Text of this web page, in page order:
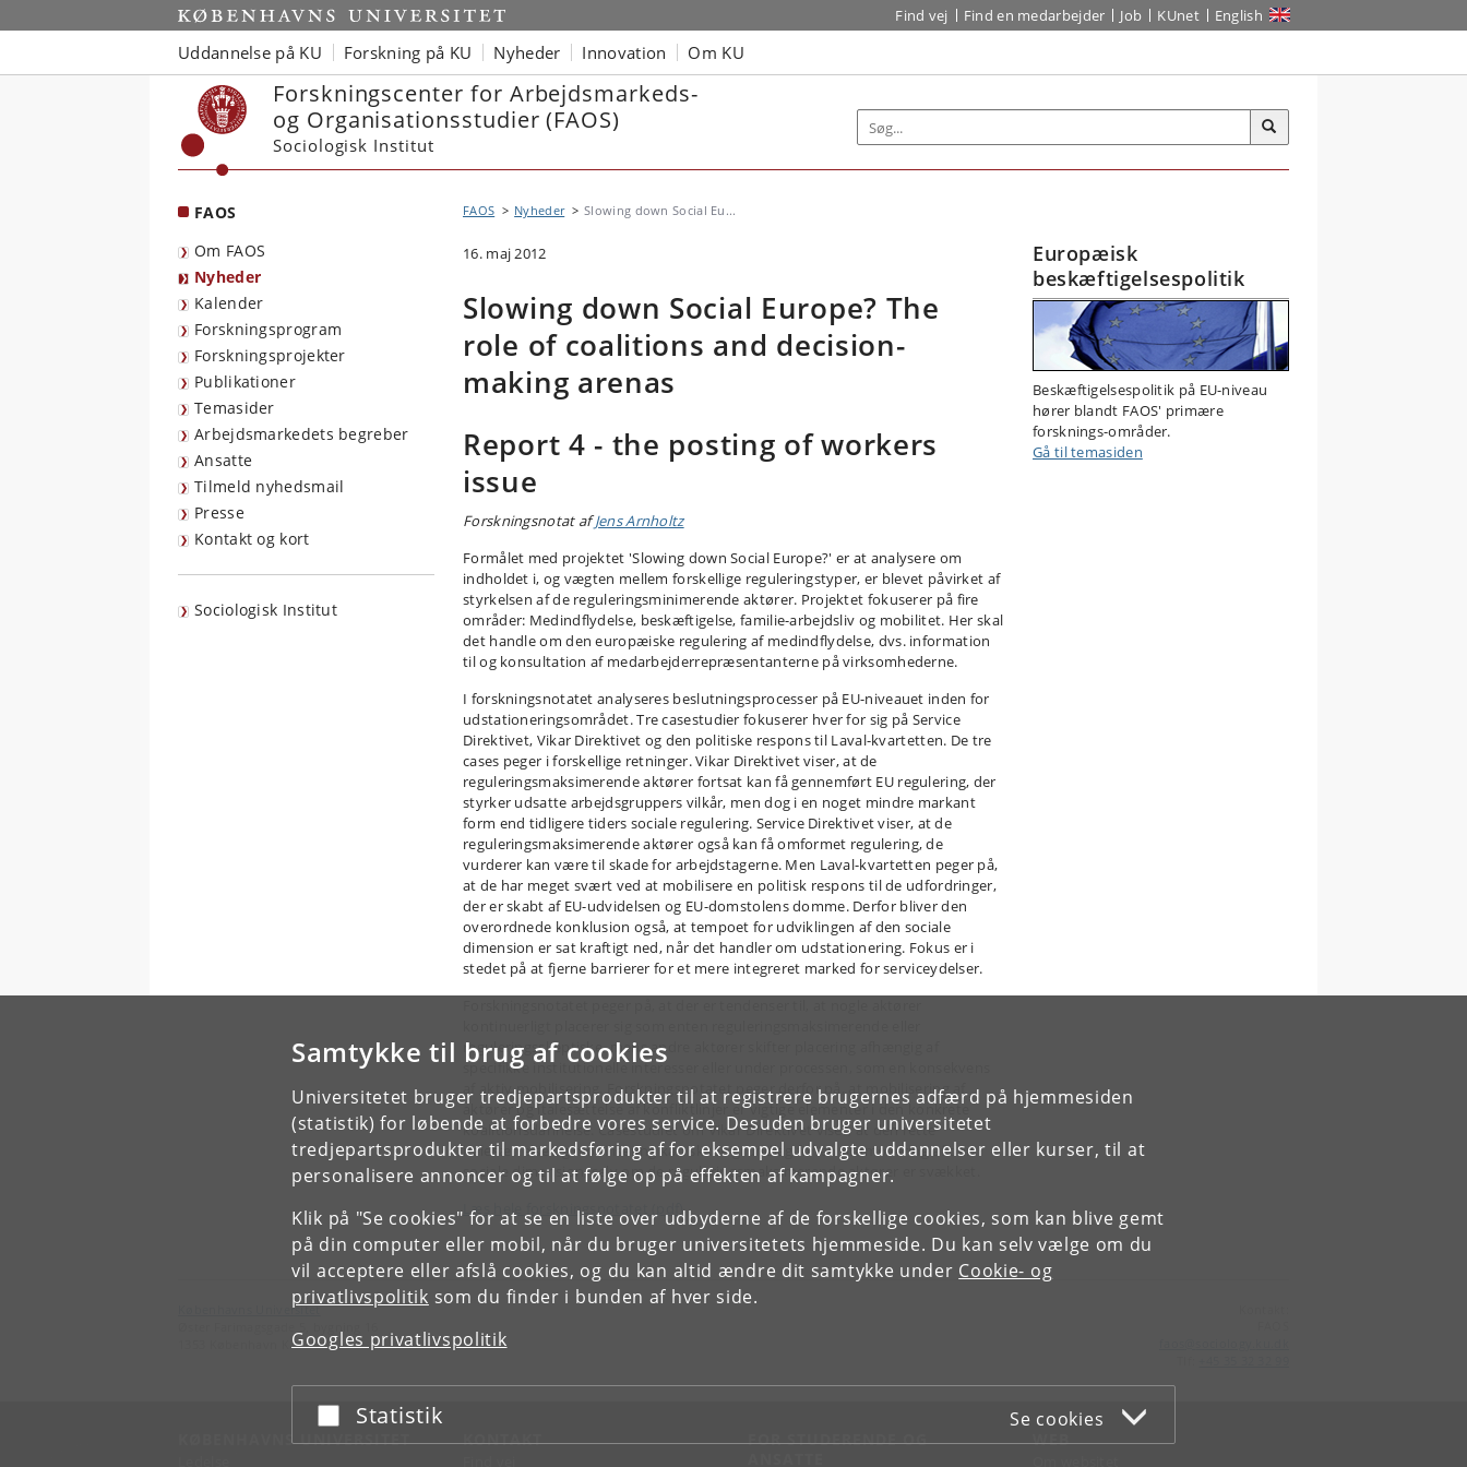
Samtykke til brug af cookies
Universitetet bruger tredjepartsprodukter til at registrere brugernes adfærd på hjemmesiden
(statistik) for løbende at forbedre vores service. Desuden bruger universitetet
tredjepartsprodukter til markedsføring af for eksempel udvalgte uddannelser eller kurser, til at
personalisere annoncer og til at følge op på effekten af kampagner.
Klik på "Se cookies" for at se en liste over udbyderne af de forskellige cookies, som kan blive gemt
på din computer eller mobil, når du bruger universitetets hjemmeside. Du kan selv vælge om du
vil acceptere eller afslå cookies, og du kan altid ændre dit samtykke under Cookie- og
privatlivspolitik som du finder i bunden af hver side.
Googles privatlivspolitik
Acceptér eller afslå
Statistik Se cookies
Start Find vej Find en medarbejder Job KUnet English
Uddannelse på KU Forskning på KU Nyheder Innovation Om KU
Forskningscenter for Arbejdsmarkeds-
og Organisationsstudier (FAOS)
Sociologisk Institut
FAOS
Om FAOS
Nyheder
Kalender
Forskningsprogram
Forskningsprojekter
Publikationer
Temasider
Arbejdsmarkedets begreber
Ansatte
Tilmeld nyhedsmail
Presse
Kontakt og kort
Sociologisk Institut
FAOS Nyheder Slowing down Social Eu...
16. maj 2012
Slowing down Social Europe? The
role of coalitions and decision-
making arenas
Report 4 - the posting of workers
issue
Forskningsnotat afJens Arnholtz
Formålet med projektet 'Slowing down Social Europe?' er at analysere om
indholdet i, og vægten mellem forskellige reguleringstyper, er blevet påvirket af
styrkelsen af de reguleringsminimerende aktører. Projektet fokuserer på fire
områder: Medindflydelse, beskæftigelse, familie-arbejdsliv og mobilitet. Her skal
det handle om den europæiske regulering af medindflydelse, dvs. information
til og konsultation af medarbejderrepræsentanterne på virksomhederne.
I forskningsnotatet analyseres beslutningsprocesser på EU-niveauet inden for
udstationeringsområdet. Tre casestudier fokuserer hver for sig på Service
Direktivet, Vikar Direktivet og den politiske respons til Laval-kvartetten. De tre
cases peger i forskellige retninger. Vikar Direktivet viser, at de
reguleringsmaksimerende aktører fortsat kan få gennemført EU regulering, der
styrker udsatte arbejdsgruppers vilkår, men dog i en noget mindre markant
form end tidligere tiders sociale regulering. Service Direktivet viser, at de
reguleringsmaksimerende aktører også kan få omformet regulering, de
vurderer kan være til skade for arbejdstagerne. Men Laval-kvartetten peger på,
at de har meget svært ved at mobilisere en politisk respons til de udfordringer,
der er skabt af EU-udvidelsen og EU-domstolens domme. Derfor bliver den
overordnede konklusion også, at tempoet for udviklingen af den sociale
dimension er sat kraftigt ned, når det handler om udstationering. Fokus er i
stedet på at fjerne barrierer for et mere integreret marked for serviceydelser.
reguleringsskeptiske, mens andre aktører skifter placering afhængig af
specifikke institutionelle interesser eller under processen, som en konsekvens
af aktiv mobilisering. Forskningsnotatet peger derfor på, at mobilisering af
aktører og italesættelse af konfliktlinjer er vigtige elementer i den konkrete
koalitionsdannelse. Casestudiet om Vikar Direktivet viser, at den rette
italesættelse og mobilisering kan skabe grundlag for en promovering af den
sociale dimension, selv om de reguleringsmaksimerende aktører er svækket.
Læs hele forskningsnotatet (pdf)
Europæisk
beskæftigelsespolitik
Beskæftigelsespolitik på EU-niveau
hører blandt FAOS' primære
forsknings-områder.
Gå til temasiden
Københavns Universitet
KØBENHAVNS UNIVERSITET KONTAKT
FOR STUDERENDE OG
WEB